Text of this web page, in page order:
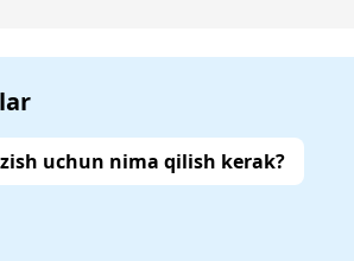
uchun nima qilish kerak?